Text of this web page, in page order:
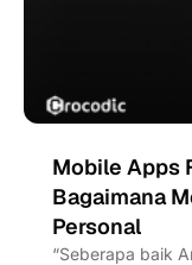
Mobile Apps
Bagaimana
Personal
“Seberapa baik